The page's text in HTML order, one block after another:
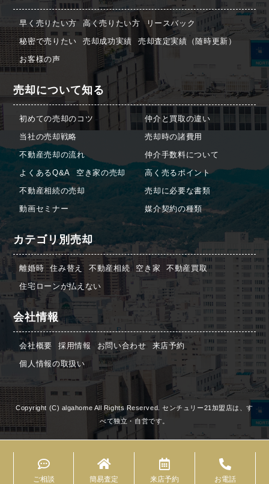
早く売りたい方 高く売りたい方
リースバック
秘密で売りたい
売却成功実績
売却査定実績（随時更新）
お客様の声
売却について知る
初めての売却のコツ
当社の売却戦略
不動産売却の流れ
よくあるQ&A
空き家の売却
不動産相続の売却
動画セミナー
仲介と買取の違い
売却時の諸費用
仲介手数料について
高く売るポイント
売却に必要な書類
媒介契約の種類
カテゴリ別売却
離婚時 住み替え 不動産相続 空き家
不動産買取
住宅ローンが払えない
会社情報
会社概要 採用情報 お問い合わせ
来店予約
個人情報の取扱い
Copyright (C) algahome All Rights Reserved. センチュリー21加盟店は、す
べて独立・自営です。
ご相談 簡易査定 来店予約 お電話